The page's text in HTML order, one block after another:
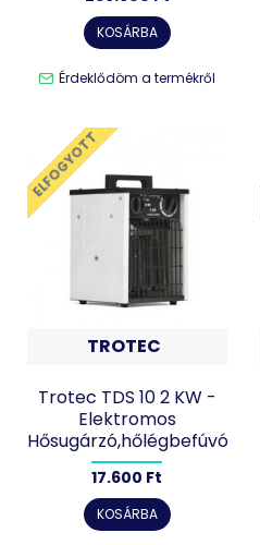
KOSÁRBA
Érdeklődöm a termékről
ELFOGYOTT
TROTEC
Trotec TDS 10 2 KW -
Elektromos
Hősugárzó,hőlégbefúvó
17.600 Ft
KOSÁRBA